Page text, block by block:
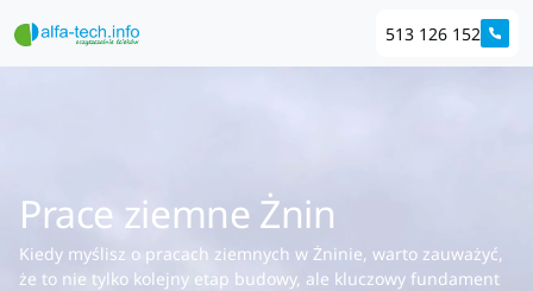
513 126 152
Prace ziemne Żnin
Kiedy myślisz o pracach ziemnych w Żninie, warto zauważyć,
że to nie tylko kolejny etap budowy, ale kluczowy fundament